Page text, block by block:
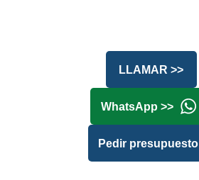
LLAMAR >>
WhatsApp >>
Pedir presupuesto